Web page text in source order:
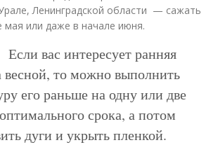
Ленинградской области — сажать
мая или даже в начале июня.
вас интересует ранняя
весной, то можно выполнить
его раньше на одну или две
срока, а потом
дуги и укрыть пленкой.